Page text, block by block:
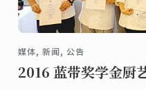
媒体, 新闻, 公告
2016 蓝带奖学金厨